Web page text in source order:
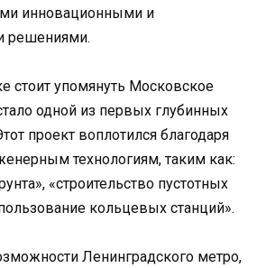
инновационными и
решениями.
стоит упомянуть Московское
одной из первых глубинных
проект воплотился благодаря
технологиям, таким как:
«строительство пустотных
кольцевых станций».
Ленинградского метро,